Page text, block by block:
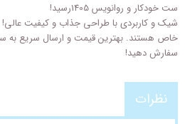
ست خودکار و روانویس 1405رسید!
شیک و کاربردی با طراحی‌ جذاب و کیفیت
خاص هستند. بهترین قیمت و ارسال سریع به
سفارش دهید!
نظرات